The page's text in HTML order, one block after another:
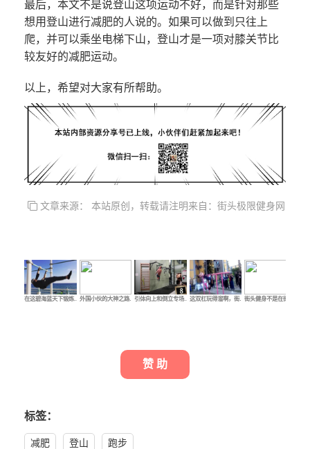
最后，本文不是说登山这项运动不好，而是针对那些
想用登山进行减肥的人说的。如果可以做到只往上
爬，并可以乘坐电梯下山，登山才是一项对膝关节比
较友好的减肥运动。
以上，希望对大家有所帮助。
文章来源： 本站原创，转载请注明来自：街头极限健身网
在这碧海蓝天下锻炼… 外国小伙的大神之路…引体向上和倒立专场…这双杠玩得溜啊，街…街头健身不是在街头…
赞 助
标签：
减肥 登山 跑步